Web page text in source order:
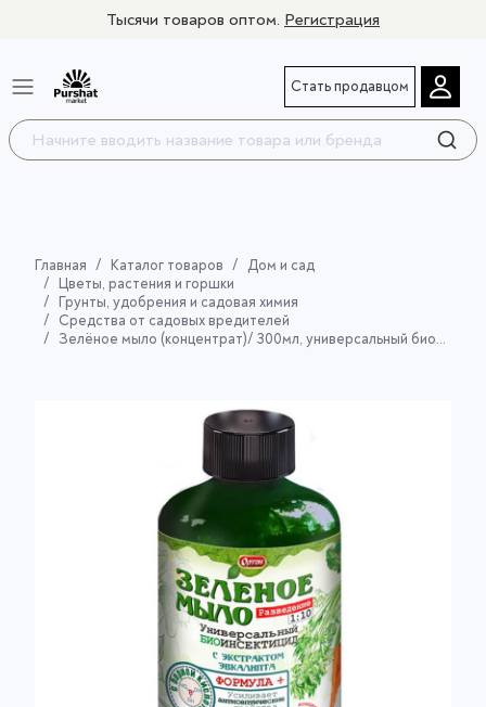
Тысячи товаров оптом. Регистрация
Стать продавцом
Главная Каталог товаров
Дом и сад
Цветы, растения и горшки
Грунты, удобрения и садовая химия
Средства от садовых вредителей
Зелёное мыло (концентрат)/ 300мл, универсальный биоинсектицид.